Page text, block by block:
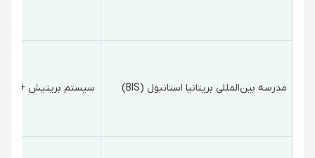
مدرسه بین‌المللی بریتانیا استانبول (BIS) سیستم بریتیش + IB